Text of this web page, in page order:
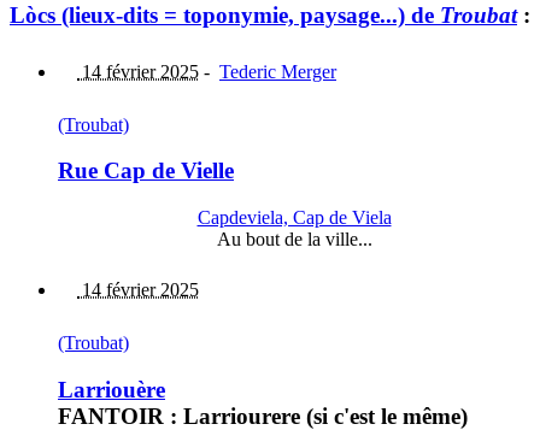
Lòcs (lieux-dits = toponymie, paysage...) de Troubat:
14 février 2025 - Tederic Merger
(Troubat)
Rue Cap de Vielle
Capdeviela, Cap de Viela
Au bout de la ville...
14 février 2025
(Troubat)
Larriouère
FANTOIR : Larriourere (si c'est le même)